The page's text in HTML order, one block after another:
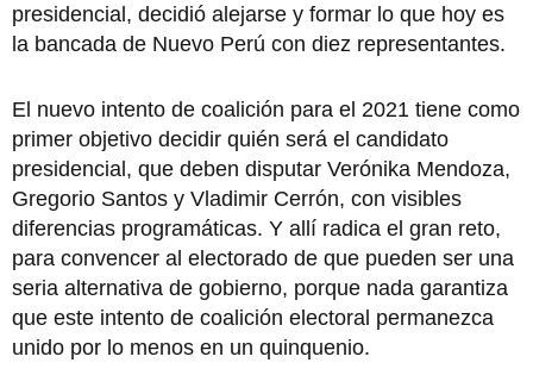
presidencial, decidió alejarse y formar lo que hoy es
la bancada de Nuevo Perú con diez representantes.
El nuevo intento de coalición para el 2021 tiene como
primer objetivo decidir quién será el candidato
presidencial, que deben disputar Verónika Mendoza,
Gregorio Santos y Vladimir Cerrón, con visibles
diferencias programáticas. Y allí radica el gran reto,
para convencer al electorado de que pueden ser una
seria alternativa de gobierno, porque nada garantiza
que este intento de coalición electoral permanezca
unido por lo menos en un quinquenio.